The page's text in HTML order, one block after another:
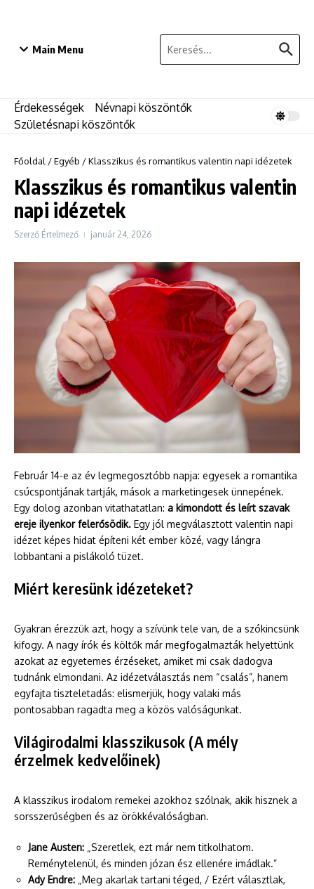
Main Menu
Keresés:
Érdekességek
Névnapi köszöntők
Születésnapi köszöntők
Főoldal /Egyéb /Klasszikus és romantikus valentin napi idézetek
Klasszikus és romantikus valentin
napi idézetek
Szerző Értelmező január 24, 2026
Február 14-e az év legmegosztóbb napja: egyesek a romantika
csúcspontjának tartják, mások a marketingesek ünnepének.
Egy dolog azonban vitathatatlan: a kimondott és leírt szavak
ereje ilyenkor felerősödik. Egy jól megválasztott valentin napi
idézet képes hidat építeni két ember közé, vagy lángra
lobbantani a pislákoló tüzet.
Miért keresünk idézeteket?
Gyakran érezzük azt, hogy a szívünk tele van, de a szókincsünk
kifogy. A nagy írók és költők már megfogalmazták helyettünk
azokat az egyetemes érzéseket, amiket mi csak dadogva
tudnánk elmondani. Az idézetválasztás nem “csalás”, hanem
egyfajta tiszteletadás: elismerjük, hogy valaki más
pontosabban ragadta meg a közös valóságunkat.
Világirodalmi klasszikusok (A mély
érzelmek kedvelőinek)
A klasszikus irodalom remekei azokhoz szólnak, akik hisznek a
sorsszerűségben és az örökkévalóságban.
Jane Austen: „Szeretlek, ezt már nem titkolhatom.
Reménytelenül, és minden józan ész ellenére imádlak.”
Ady Endre: „Meg akarlak tartani téged, / Ezért választlak,